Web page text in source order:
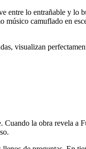
entre lo entrañable y lo
músico camuflado en
visualizan
Cuando la obra revela a